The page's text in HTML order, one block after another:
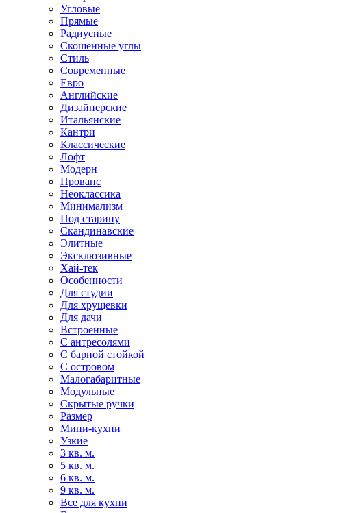
Угловые
Прямые
Радиусные
Скошенные углы
Стиль
Современные
Евро
Английские
Дизайнерские
Итальянские
Кантри
Классические
Лофт
Модерн
Прованс
Неоклассика
Минимализм
Под старину
Скандинавские
Элитные
Эксклюзивные
Хай-тек
Особенности
Для студии
Для хрущевки
Для дачи
Встроенные
С антресолями
С барной стойкой
С островом
Малогабаритные
Модульные
Скрытые ручки
Размер
Мини-кухни
Узкие
3 кв. м.
5 кв. м.
6 кв. м.
9 кв. м.
Все для кухни